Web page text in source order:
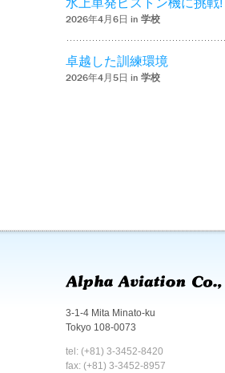
水上単発ピストン機に挑戦!
2026年4月6日 in 学校
卓越した訓練環境
2026年4月5日 in 学校
3-1-4 Mita Minato-ku
Tokyo 108-0073
tel: (+81) 3-3452-8420
fax: (+81) 3-3452-8957